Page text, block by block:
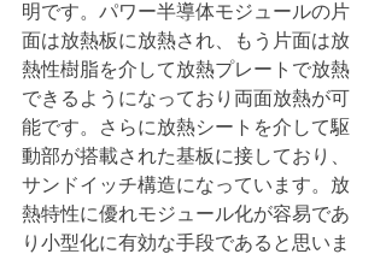
明です。パワー半導体モジュールの片
面は放熱板に放熱され、もう片面は放
熱性樹脂を介して放熱プレートで放熱
できるようになっており両面放熱が可
能です。さらに放熱シートを介して駆
動部が搭載された基板に接しており、
サンドイッチ構造になっています。放
熱特性に優れモジュール化が容易であ
り小型化に有効な手段であると思いま